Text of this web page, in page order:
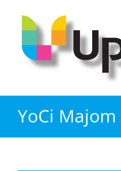
YoCi